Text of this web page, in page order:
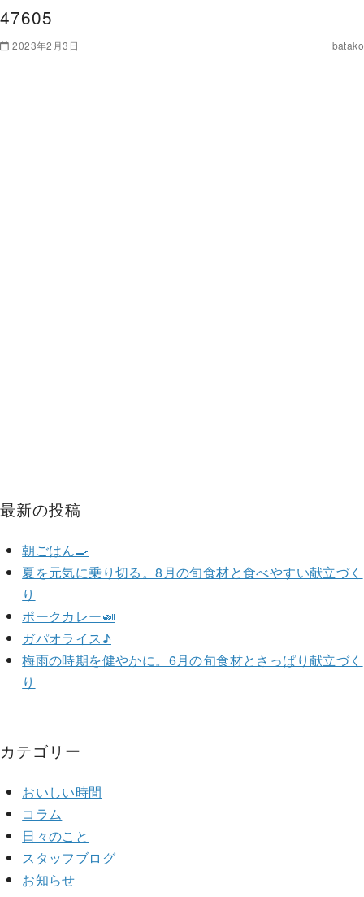
47605
2023年2月3日 batako
最新の投稿
朝ごはん🍳
夏を元気に乗り切る。8月の旬食材と食べやすい献立づく
り
ポークカレー🍛
ガパオライス♪
梅雨の時期を健やかに。6月の旬食材とさっぱり献立づく
り
カテゴリー
おいしい時間
コラム
日々のこと
スタッフブログ
お知らせ